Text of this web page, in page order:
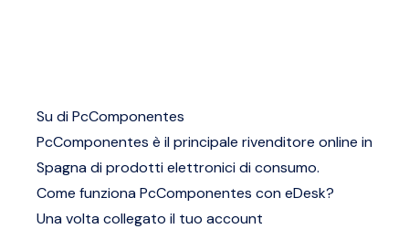
Su di PcComponentes
PcComponentes è il principale rivenditore online in
Spagna di prodotti elettronici di consumo.
Come funziona PcComponentes con eDesk?
Una volta collegato il tuo account